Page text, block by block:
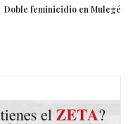
Doble feminicidio en Mulegé